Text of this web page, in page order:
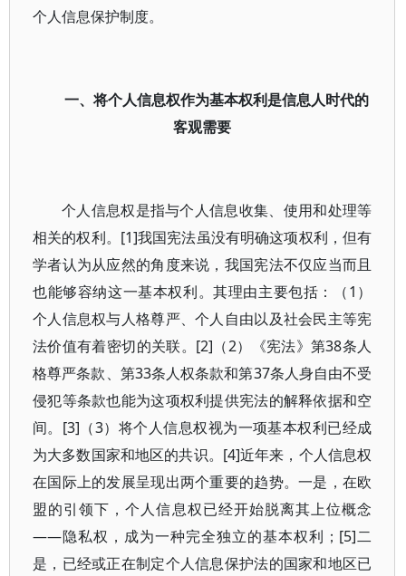
个人信息保护制度。
一、将个人信息权作为基本权利是信息人时代的
客观需要
个人信息权是指与个人信息收集、使用和处理等
相关的权利。[1]我国宪法虽没有明确这项权利，但有
学者认为从应然的角度来说，我国宪法不仅应当而且
也能够容纳这一基本权利。其理由主要包括：（1）
个人信息权与人格尊严、个人自由以及社会民主等宪
法价值有着密切的关联。[2]（2）《宪法》第38条人
格尊严条款、第33条人权条款和第37条人身自由不受
侵犯等条款也能为这项权利提供宪法的解释依据和空
间。[3]（3）将个人信息权视为一项基本权利已经成
为大多数国家和地区的共识。[4]近年来，个人信息权
在国际上的发展呈现出两个重要的趋势。一是，在欧
盟的引领下，个人信息权已经开始脱离其上位概念
——隐私权，成为一种完全独立的基本权利；[5]二
是，已经或正在制定个人信息保护法的国家和地区已